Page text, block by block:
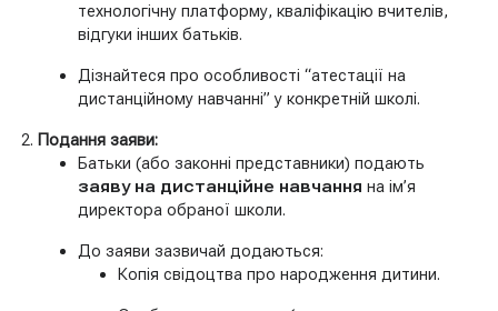
технологічну платформу, кваліфікацію вчителів,
відгуки інших батьків.
Дізнайтеся про особливості “атестації на
дистанційному навчанні” у конкретній школі.
Подання заяви:
Батьки (або законні представники) подають
заяву на дистанційне навчання на ім’я
директора обраної школи.
До заяви зазвичай додаються:
Копія свідоцтва про народження дитини.